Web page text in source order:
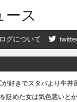
ース
グについて